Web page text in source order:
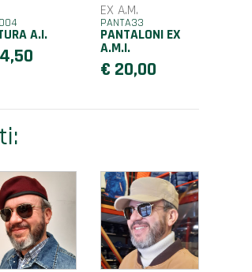
A.I.
EX A.M.
PANTA33
PANTALONI EX
A.M.I.
€ 20,00